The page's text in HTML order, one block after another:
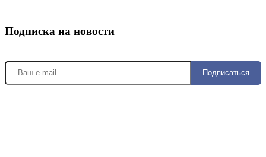
Подписка на новости
Подписаться